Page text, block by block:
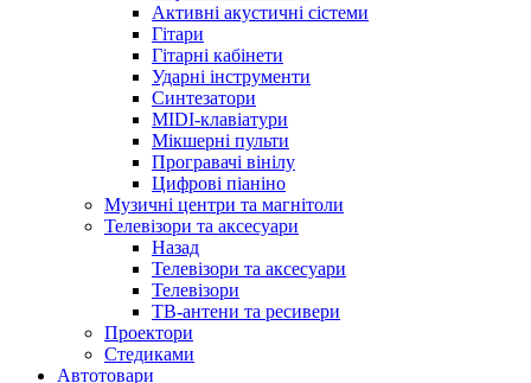
Активні акустичні сістеми
Гітари
Гітарні кабінети
Ударні інструменти
Синтезатори
MIDI-клавіатури
Мікшерні пульти
Програвачі вінілу
Цифрові піаніно
Музичні центри та магнітоли
Телевізори та аксесуари
Назад
Телевізори та аксесуари
Телевізори
ТВ-антени та ресивери
Проектори
Стедиками
Автотовари